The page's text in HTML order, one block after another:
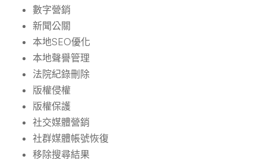
數字營銷
新聞公關
本地SEO優化
本地聲譽管理
法院紀錄刪除
版權侵權
版權保護
社交媒體營銷
社群媒體帳號恢復
移除搜尋結果